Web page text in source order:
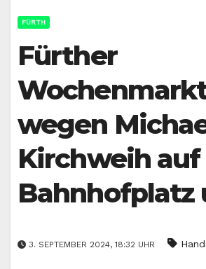
FÜRTH
Fürther
wegen
Kirchweih
Bahnhofplatz
3. SEPTEMBER 2024, 18:32 UHR